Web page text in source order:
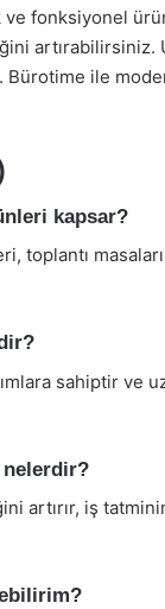
fonksiyonel
artırabilirsiniz.
Bürotime ile
kapsar?
toplantı
sahiptir ve
nelerdir?
artırır, iş